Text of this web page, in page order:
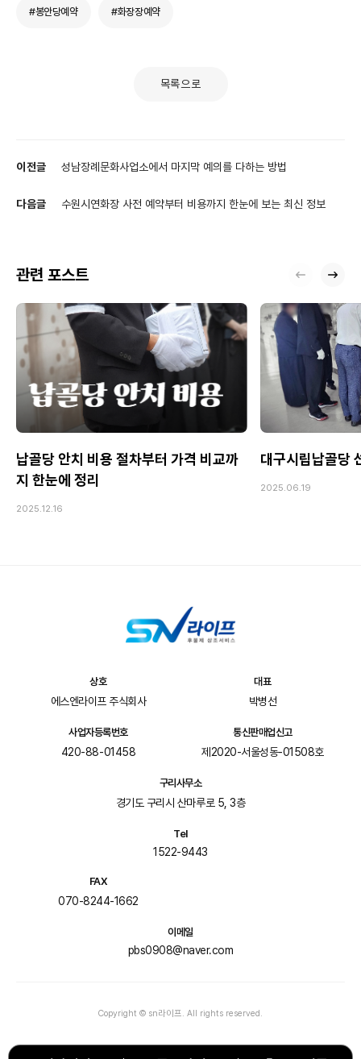
#봉안당예약 #화장장예약
목록으로
이전글 성남장례문화사업소에서 마지막 예의를 다하는 방법
다음글 수원시연화장 사전 예약부터 비용까지 한눈에 보는 최신 정보
관련 포스트
납골당 안치 비용 절차부터 가격 비교까
지 한눈에 정리
2025.12.16
대구시립납골당
2025.06.19
상호
에스엔라이프 주식회사
대표
박병선
사업자등록번호
420-88-01458
통신판매업신고
제2020-서울성동-01508호
구리사무소
경기도 구리시 산마루로 5, 3층
Tel
1522-9443
FAX
070-8244-1662
이메일
pbs0908@naver.com
Copyright © sn라이프. All rights reserved.